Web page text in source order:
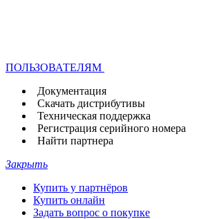
ПОЛЬЗОВАТЕЛЯМ
Документация
Скачать дистрибутивы
Техническая поддержка
Регистрация серийного номера
Найти партнера
Закрыть
Купить у партнёров
Купить онлайн
Задать вопрос о покупке